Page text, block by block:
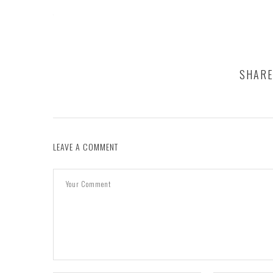
LEAVE A COMMENT